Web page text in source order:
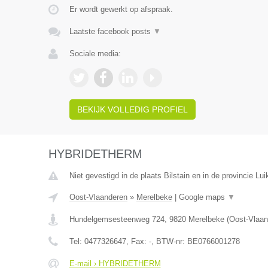
Er wordt gewerkt op afspraak.
Laatste facebook posts ▼
Sociale media:
BEKIJK VOLLEDIG PROFIEL
HYBRIDETHERM
Niet gevestigd in de plaats Bilstain en in de provincie
Oost-Vlaanderen» Merelbeke| Google maps ▼
Hundelgemsesteenweg 724, 9820 Merelbeke(Oost-
Tel: 0477326647, Fax: -, BTW-nr: BE0766001278
E-mail › HYBRIDETHERM